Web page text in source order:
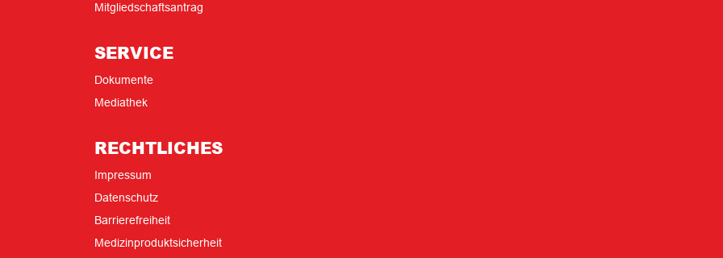
Mitgliedschaftsantrag
SERVICE
Dokumente
Mediathek
RECHTLICHES
Impressum
Datenschutz
Barrierefreiheit
Medizinproduktsicherheit